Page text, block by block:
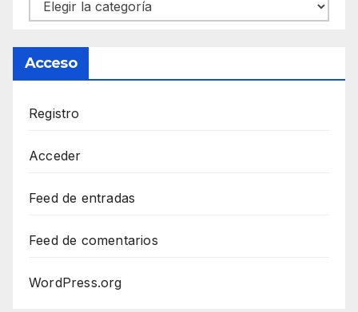
Acceso
Registro
Acceder
Feed de entradas
Feed de comentarios
WordPress.org